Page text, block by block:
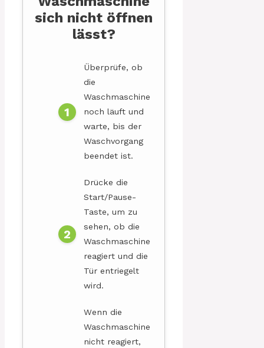
sich nicht öffnen
lässt?
Überprüfe, ob
die
Waschmaschine
noch läuft und
warte, bis der
Waschvorgang
beendet ist.
Drücke die
Start/Pause-
Taste, um zu
sehen, ob die
Waschmaschine
reagiert und die
Tür entriegelt
wird.
Wenn die
Waschmaschine
nicht reagiert,